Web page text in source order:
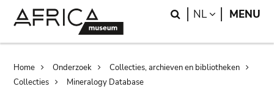
Search
NL LANGUAGE
MENU
Breadcrumb
Home Onderzoek
Collecties, archieven en bibliotheken
Collecties
Mineralogy Database